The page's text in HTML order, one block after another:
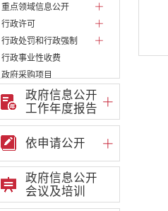
重点领域信息公开
行政许可
行政处罚和行政强制
行政事业性收费
政府采购项目
建议提案办理答复
减税降费
财政资金直达基层
财政预决算
乡村振兴
公务员管理
疫情防控
政府信息公开
工作年度报告
依申请公开
政府信息公开
会议及培训